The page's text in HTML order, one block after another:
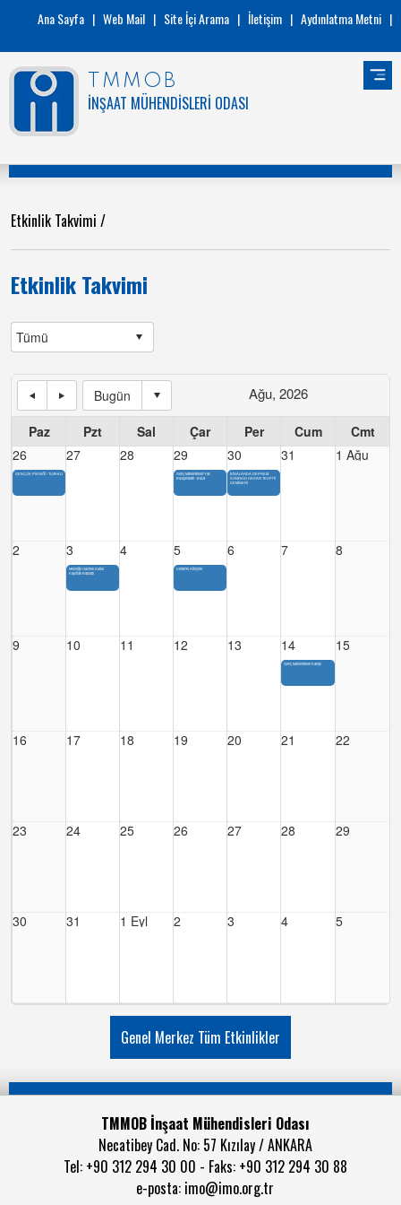
Ana Sayfa | Web Mail | Site İçi Arama | İletişim | Aydınlatma Metni |
TMMOB
İNŞAAT MÜHENDİSLERİ ODASI
Etkinlik Takvimi /
Etkinlik Takvimi
Bugün Ağu, 2026
Paz Pzt Sal Çar Per Cum
Cmt
26
GENÇLİK PİKNİĞİ / TUZAKLI
27 28 29
Genç Mühendisler Yaz
Buluşmaları - Buca
30
BİNALARDA DEPREM
SONRASI HASAR TESPİTİ
SEMİNERİ
31 1 Ağu
2 3
Mesleğe Hazırlık Kursu
Kayıtları Başladı
4 5
Seramik Atölyesi
6 7 8
9 10 11 12 13 14
Genç Mühendisler Kampı
15
16 17 18 19 20 21 22
23 24 25 26 27 28 29
30 31 1 Eyl 2 3 4 5
Genel Merkez Tüm Etkinlikler
TMMOB İnşaat Mühendisleri Odası
Necatibey Cad. No: 57 Kızılay / ANKARA
Tel: +90 312 294 30 00 - Faks: +90 312 294 30 88
e-posta: imo@imo.org.tr